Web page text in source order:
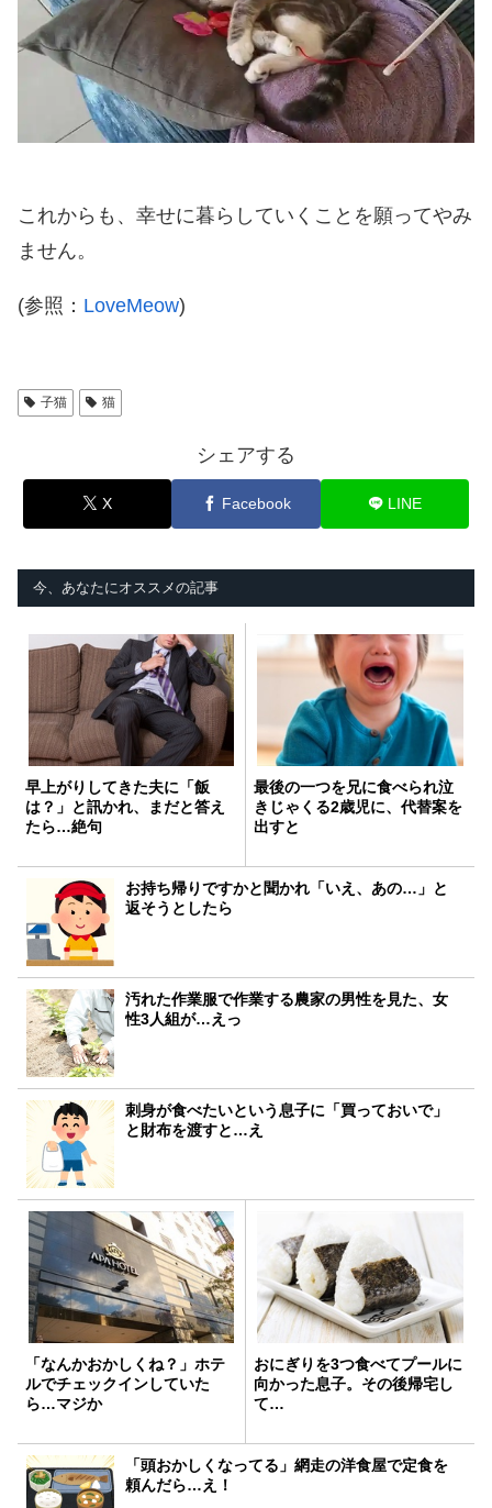
これからも、幸せに暮らしていくことを願ってやみ
ません。
(参照： LoveMeow)
子猫 猫
シェアする
X Facebook LINE
今、あなたにオススメの記事
早上がりしてきた夫に「飯
は？」と訊かれ、まだと答え
たら…絶句
最後の一つを兄に食べられ泣
きじゃくる2歳児に、代替案を
出すと
お持ち帰りですかと聞かれ「いえ、あの…」と
返そうとしたら
汚れた作業服で作業する農家の男性を見た、女
性3人組が…えっ
刺身が食べたいという息子に「買っておいで」
と財布を渡すと…え
「なんかおかしくね？」ホテ
ルでチェックインしていた
ら…マジか
おにぎりを3つ食べてプールに
向かった息子。その後帰宅し
て…
「頭おかしくなってる」網走の洋食屋で定食を
頼んだら…え！